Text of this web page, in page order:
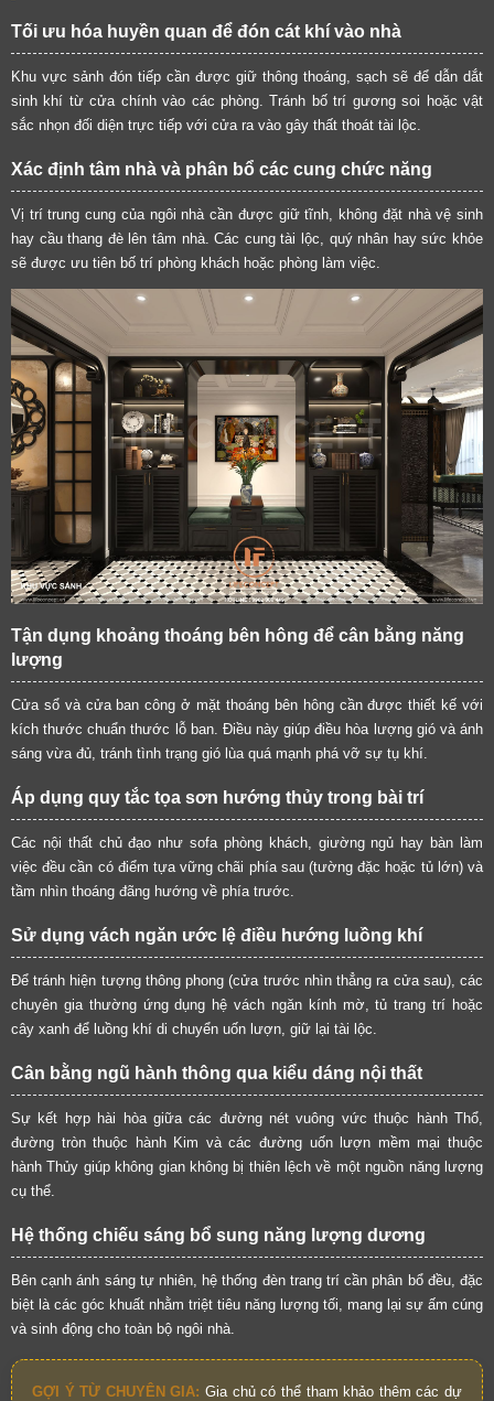
Tối ưu hóa huyền quan để đón cát khí vào nhà
Khu vực sảnh đón tiếp cần được giữ thông thoáng, sạch sẽ để dẫn dắt
sinh khí từ cửa chính vào các phòng. Tránh bố trí gương soi hoặc vật
sắc nhọn đối diện trực tiếp với cửa ra vào gây thất thoát tài lộc.
Xác định tâm nhà và phân bổ các cung chức năng
Vị trí trung cung của ngôi nhà cần được giữ tĩnh, không đặt nhà vệ sinh
hay cầu thang đè lên tâm nhà. Các cung tài lộc, quý nhân hay sức khỏe
sẽ được ưu tiên bố trí phòng khách hoặc phòng làm việc.
Tận dụng khoảng thoáng bên hông để cân bằng năng
lượng
Cửa sổ và cửa ban công ở mặt thoáng bên hông cần được thiết kế với
kích thước chuẩn thước lỗ ban. Điều này giúp điều hòa lượng gió và ánh
sáng vừa đủ, tránh tình trạng gió lùa quá mạnh phá vỡ sự tụ khí.
Áp dụng quy tắc tọa sơn hướng thủy trong bài trí
Các nội thất chủ đạo như sofa phòng khách, giường ngủ hay bàn làm
việc đều cần có điểm tựa vững chãi phía sau (tường đặc hoặc tủ lớn) và
tầm nhìn thoáng đãng hướng về phía trước.
Sử dụng vách ngăn ước lệ điều hướng luồng khí
Để tránh hiện tượng thông phong (cửa trước nhìn thẳng ra cửa sau), các
chuyên gia thường ứng dụng hệ vách ngăn kính mờ, tủ trang trí hoặc
cây xanh để luồng khí di chuyển uốn lượn, giữ lại tài lộc.
Cân bằng ngũ hành thông qua kiểu dáng nội thất
Sự kết hợp hài hòa giữa các đường nét vuông vức thuộc hành Thổ,
đường tròn thuộc hành Kim và các đường uốn lượn mềm mại thuộc
hành Thủy giúp không gian không bị thiên lệch về một nguồn năng lượng
cụ thể.
Hệ thống chiếu sáng bổ sung năng lượng dương
Bên cạnh ánh sáng tự nhiên, hệ thống đèn trang trí cần phân bổ đều, đặc
biệt là các góc khuất nhằm triệt tiêu năng lượng tối, mang lại sự ấm cúng
và sinh động cho toàn bộ ngôi nhà.
GỢI Ý TỪ CHUYÊN GIA: Gia chủ có thể tham khảo thêm các dự